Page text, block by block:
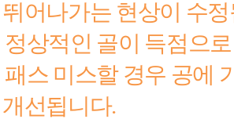
뛰어나가는 현상이 수
정상적인 골이 득점으
패스 미스할 경우 공에
개선됩니다.